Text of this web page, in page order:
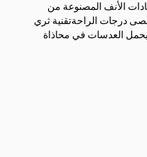
الأنف المصنوعة من
درجات الراحةتقنية ثري
العدسات في محاذاة